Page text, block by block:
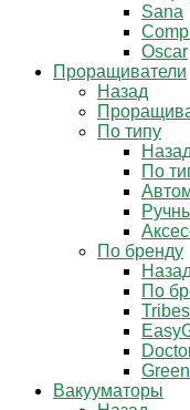
Sana
Oscar
Проращиватели
Назад
По типу
Назад
По
По бренду
Назад
По
Вакууматоры